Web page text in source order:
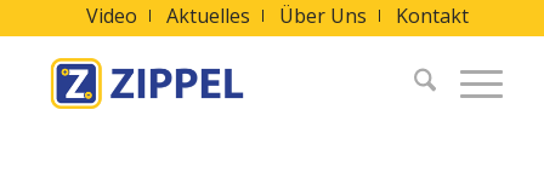
Video Aktuelles Über Uns Kontakt